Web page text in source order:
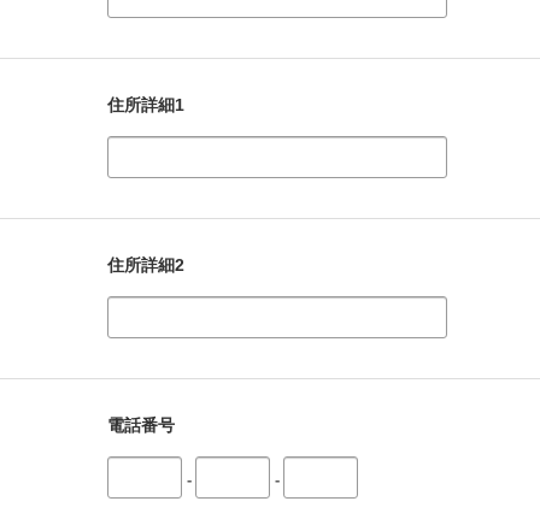
住所詳細1
住所詳細2
電話番号
- -